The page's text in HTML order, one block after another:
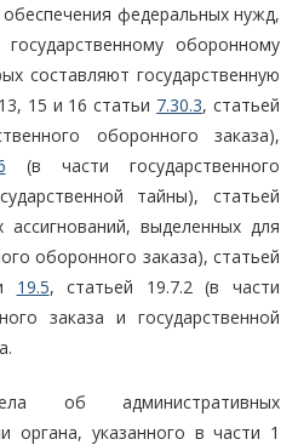
федеральных нужд,
оборонному
составляют государственную
15 и 16 статьи 7.30.3, статьей
оборонного заказа),
(в части государственного
тайны), статьей
выделенных для
оборонного заказа), статьей
19.5, статьей 19.7.2 (в части
заказа и государственной
об административных
органа, указанного в части 1